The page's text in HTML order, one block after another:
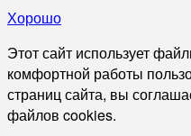
Хорошо
Этот сайт использует
комфортной работы
страниц сайта, вы
файлов cookies.